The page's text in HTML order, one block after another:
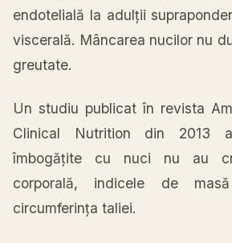
endotelială la adulții
viscerală. Mâncarea nucilor nu
greutate.
Un studiu publicat în revista
Clinical Nutrition din 2013
îmbogățite cu nuci nu au
corporală, indicele de
circumferința taliei.